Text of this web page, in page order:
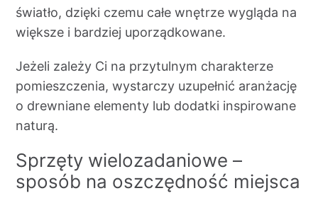
światło, dzięki czemu całe wnętrze wygląda na
większe i bardziej uporządkowane.
Jeżeli zależy Ci na przytulnym charakterze
pomieszczenia, wystarczy uzupełnić aranżację
o drewniane elementy lub dodatki inspirowane
naturą.
Sprzęty wielozadaniowe –
sposób na oszczędność miejsca